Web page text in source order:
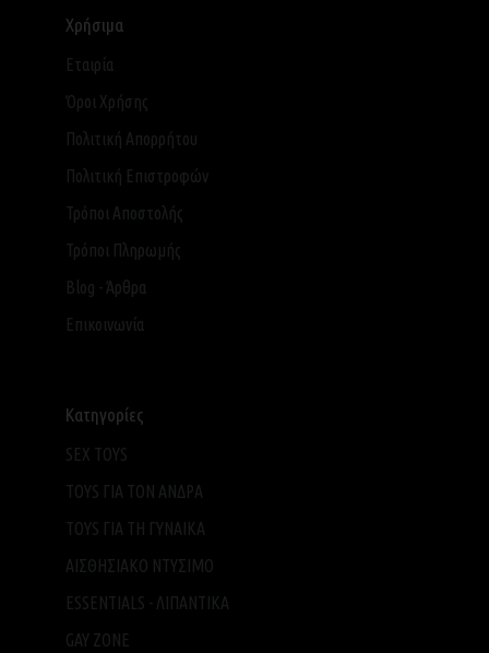
Χρήσιμα
Εταιρία
Όροι Χρήσης
Πολιτική Απορρήτου
Πολιτική Επιστροφών
Τρόποι Αποστολής
Τρόποι Πληρωμής
Blog - Άρθρα
Επικοινωνία
Κατηγορίες
SEX TOYS
TOYS ΓΙΑ ΤΟΝ ΑΝΔΡΑ
TOYS ΓΙΑ ΤH ΓΥΝΑΙΚΑ
ΑΙΣΘΗΣΙΑΚΟ ΝΤΥΣΙΜΟ
ESSENTIALS - ΛΙΠΑΝΤΙΚΑ
GAY ZONE